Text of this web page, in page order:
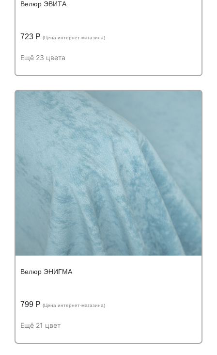
Велюр ЭВИТА
723 Р (Цена интернет-магазина)
Ещё 23 цвета
Устойчивость к истиранию:
Устойчивость к истиранию: более 60 000
циклов
Состав: полиэстер (PES) 100%
Велюр ЭНИГМА
799 Р (Цена интернет-магазина)
Ещё 21 цвет